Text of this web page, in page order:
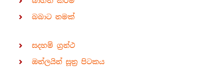
බබාට නමක්
සදහම් ග්‍රන්ථ
ඔන්ලයින් සූත්‍ර පිටකය